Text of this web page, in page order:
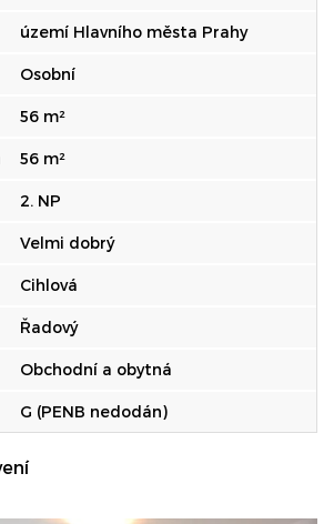
území Hlavního města Prahy
Osobní
56 m²
56 m²
2. NP
Velmi dobrý
Cihlová
Řadový
Obchodní a obytná
G (PENB nedodán)